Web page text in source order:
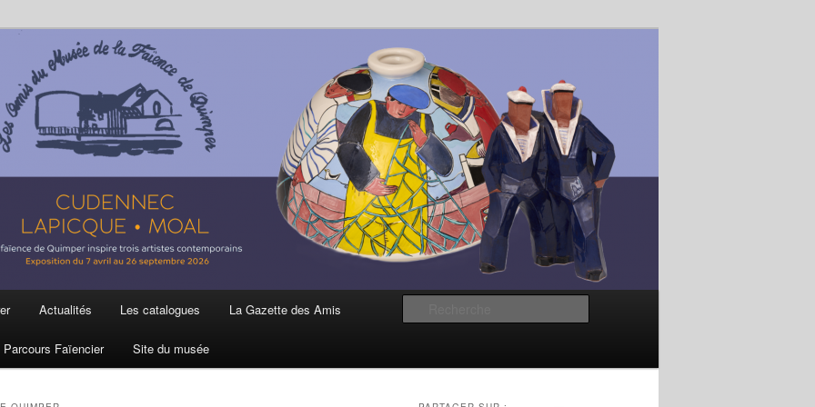
et de la Faïence de Quimper
Actualités Les catalogues La Gazette des Amis
Parcours Faïencier Site du musée